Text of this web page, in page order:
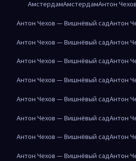
АмстердамАмстердамАнтон
Антон Чехов — Вишнёвый садАнтон
Антон Чехов — Вишнёвый садАнтон
Антон Чехов — Вишнёвый садАнтон
Антон Чехов — Вишнёвый садАнтон
Антон Чехов — Вишнёвый садАнтон
Антон Чехов — Вишнёвый садАнтон
Антон Чехов — Вишнёвый садАнтон
Антон Чехов — Вишнёвый садАнтон